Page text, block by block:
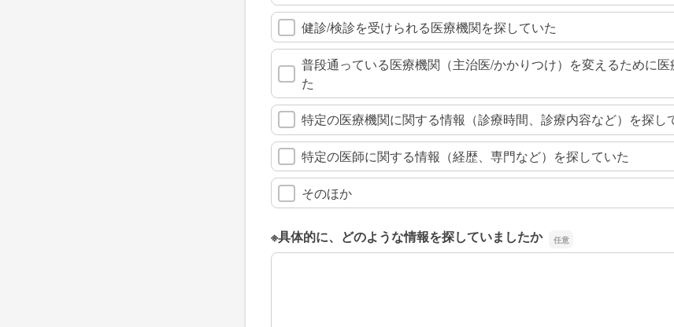
健診/検診を受けられる医療機関を探していた
普段通っている医療機関（主治医/かかりつけ）を変えるために
た
特定の医療機関に関する情報（診療時間、診療内容など）を探し
特定の医師に関する情報（経歴、専門など）を探していた
そのほか
※具体的に、どのような情報を探していましたか
※具体的に、どのような情報を探していましたか